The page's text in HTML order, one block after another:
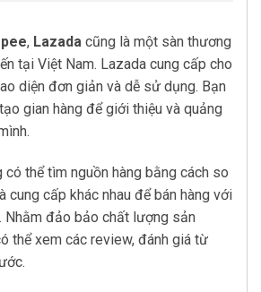
, Lazada cũng là một sàn thương
tại Việt Nam. Lazada cung cấp cho
diện đơn giản và dễ sử dụng. Bạn
gian hàng để giới thiệu và quảng
có thể tìm nguồn hàng bằng cách so
cung cấp khác nhau để bán hàng với
Nhằm đảo bảo chất lượng sản
thể xem các review, đánh giá từ